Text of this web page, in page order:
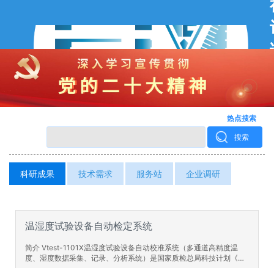
热点搜索
搜索
科研成果 技术需求 服务站 企业调研
温湿度试验设备自动检定系统
简介 Vtest-1101X温湿度试验设备自动校准系统（多通道高精度温
度、湿度数据采集、记录、分析系统）是国家质检总局科技计划《温